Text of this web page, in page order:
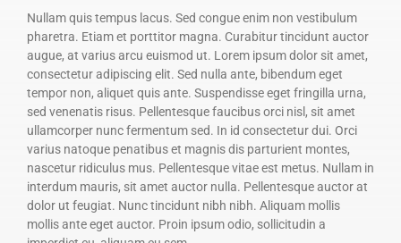
Nullam quis tempus lacus. Sed congue enim non vestibulum
pharetra. Etiam et porttitor magna. Curabitur tincidunt auctor
augue, at varius arcu euismod ut. Lorem ipsum dolor sit amet,
consectetur adipiscing elit. Sed nulla ante, bibendum eget
tempor non, aliquet quis ante. Suspendisse eget fringilla urna,
sed venenatis risus. Pellentesque faucibus orci nisl, sit amet
ullamcorper nunc fermentum sed. In id consectetur dui. Orci
varius natoque penatibus et magnis dis parturient montes,
nascetur ridiculus mus. Pellentesque vitae est metus. Nullam in
interdum mauris, sit amet auctor nulla. Pellentesque auctor at
dolor ut feugiat. Nunc tincidunt nibh nibh. Aliquam mollis
mollis ante eget auctor. Proin ipsum odio, sollicitudin a